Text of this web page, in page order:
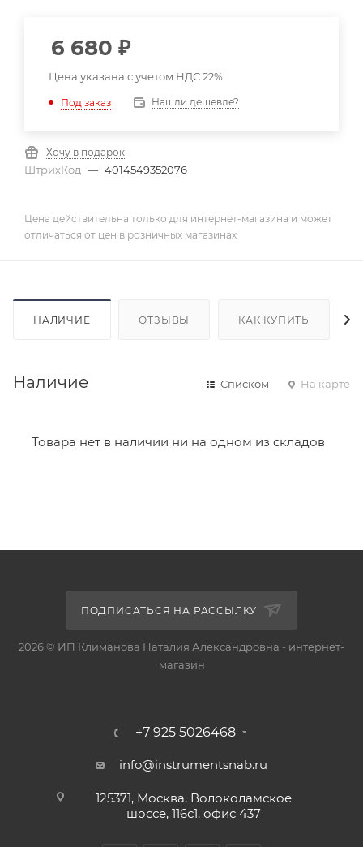
6 680 ₽
Цена указана с учетом НДС 22%
Под заказ Нашли дешевле?
Хочу в подарок
ШтрихКод — 4014549352076
Цена действительна только для интернет-магазина и может
отличаться от цен в розничных магазинах
НАЛИЧИЕ ОТЗЫВЫ КАК КУПИТЬ
Наличие Списком На карте
Товара нет в наличии ни на одном из складов
ПОДПИСАТЬСЯ НА РАССЫЛКУ
2026 © ИП Климанова Наталия Александровна - интернет-
магазин
+7 925 5026468
info@instrumentsnab.ru
125371, Москва, Волоколамское
шоссе, 116с1, офис 437